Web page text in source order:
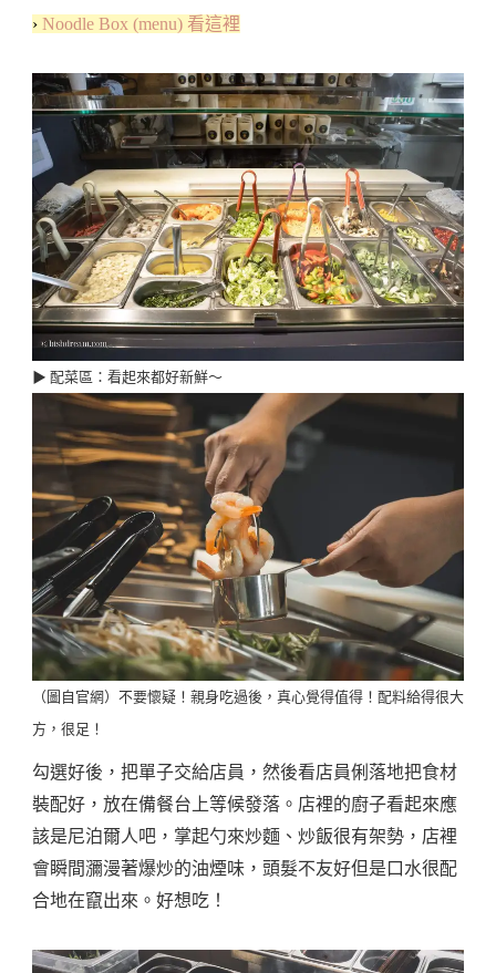
› Noodle Box (menu) 看這裡
▶︎ 配菜區：看起來都好新鮮～
（圖自官網）不要懷疑！親身吃過後，真心覺得值得！配料給得很大
方，很足！
勾選好後，把單子交給店員，然後看店員俐落地把食材
裝配好，放在備餐台上等候發落。店裡的廚子看起來應
該是尼泊爾人吧，掌起勺來炒麵、炒飯很有架勢，店裡
會瞬間瀰漫著爆炒的油煙味，頭髮不友好但是口水很配
合地在竄出來。好想吃！